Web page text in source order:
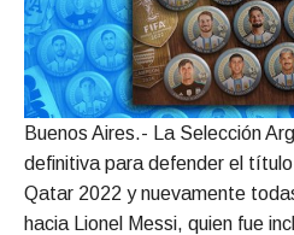
Buenos Aires.- La Selección
definitiva para defender el
Qatar 2022 y nuevamente
hacia Lionel Messi, quien fue